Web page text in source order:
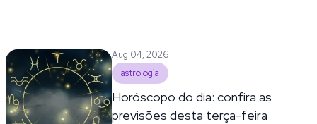
Aug 04, 2026
astrologia
Horóscopo do dia: confira as
previsões desta terça-feira